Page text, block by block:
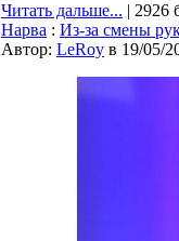
Читать дальше... | 2926
Нарва : Из-за смены
Автор: LeRoy в 19/05/